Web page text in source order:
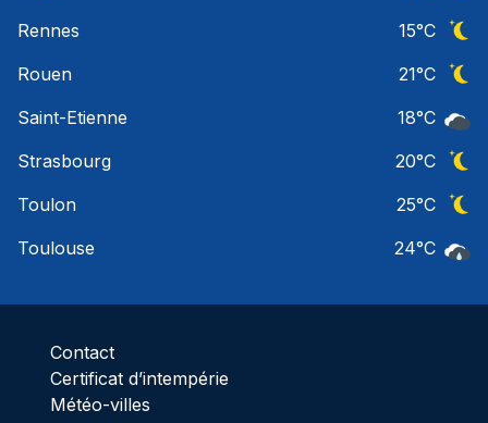
Rennes
15°C
Rouen
21°C
Saint-Etienne
18°C
Strasbourg
20°C
Toulon
25°C
Toulouse
24°C
Contact
Certificat d’intempérie
Météo-villes